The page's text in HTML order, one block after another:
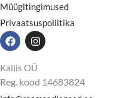
Müügitingimused
Privaatsuspoliitika
F
a
e
o
I
n
t
a
g
Kallis OÜ
Reg. kood 14683824